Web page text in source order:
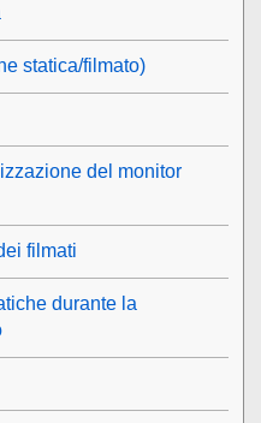
statica/filmato)
del monitor
filmati
durante la